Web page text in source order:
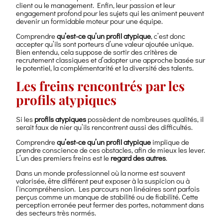
client ou le management. Enfin, leur passion et leur
engagement profond pour les sujets qui les animent peuvent
devenir un formidable moteur pour une équipe.
Comprendrequ’est-ce qu’un profil atypique, c’est donc
accepter qu’ils sont porteurs d’une valeur ajoutée unique.
Bien entendu, cela suppose de sortir des critères de
recrutement classiques et d’adopter une approche basée sur
le potentiel, la complémentarité et la diversité des talents.
Les freins rencontrés par les
profils atypiques
Si les profils atypiques possèdent de nombreuses qualités, il
serait faux de nier qu’ils rencontrent aussi des difficultés.
Comprendrequ’est-ce qu’un profil atypique implique de
prendre conscience de ces obstacles, afin de mieux les lever.
L’un des premiers freins est le regard des autres.
Dans un monde professionnel où la norme est souvent
valorisée, être différent peut exposer à la suspicion ou à
l’incompréhension. Les parcours non linéaires sont parfois
perçus comme un manque de stabilité ou de fiabilité. Cette
perception erronée peut fermer des portes, notamment dans
des secteurs très normés.